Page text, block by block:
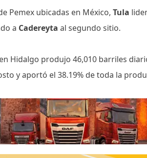
Pemex ubicadas en México,Tula
a Cadereyta al segundo sitio.
Hidalgo produjo 46,010 barriles
y aportó el 38.19% de toda la